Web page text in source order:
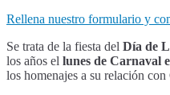
Rellena nuestro formulario y
Se trata de la fiesta del Día de
los años el lunes de Carnaval
los homenajes a su relación con